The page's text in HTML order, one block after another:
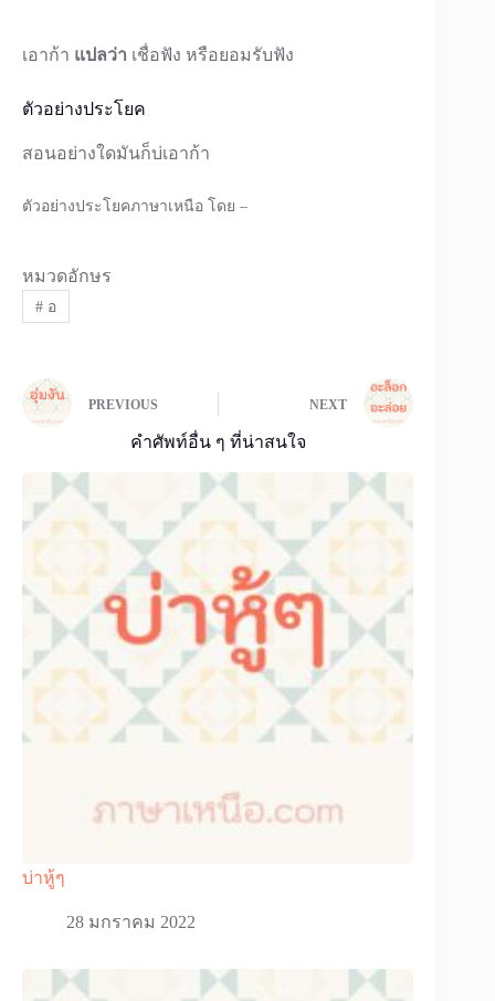
เอาก้า แปลว่า เชื่อฟัง หรือยอมรับฟัง
ตัวอย่างประโยค
สอนอย่างใดมันก็บ่เอาก้า
ตัวอย่างประโยคภาษาเหนือ โดย –
หมวดอักษร
#อ
PREVIOUS NEXT
คำศัพท์อื่น ๆ ที่น่าสนใจ
บ่าหู้ๆ
28 มกราคม 2022